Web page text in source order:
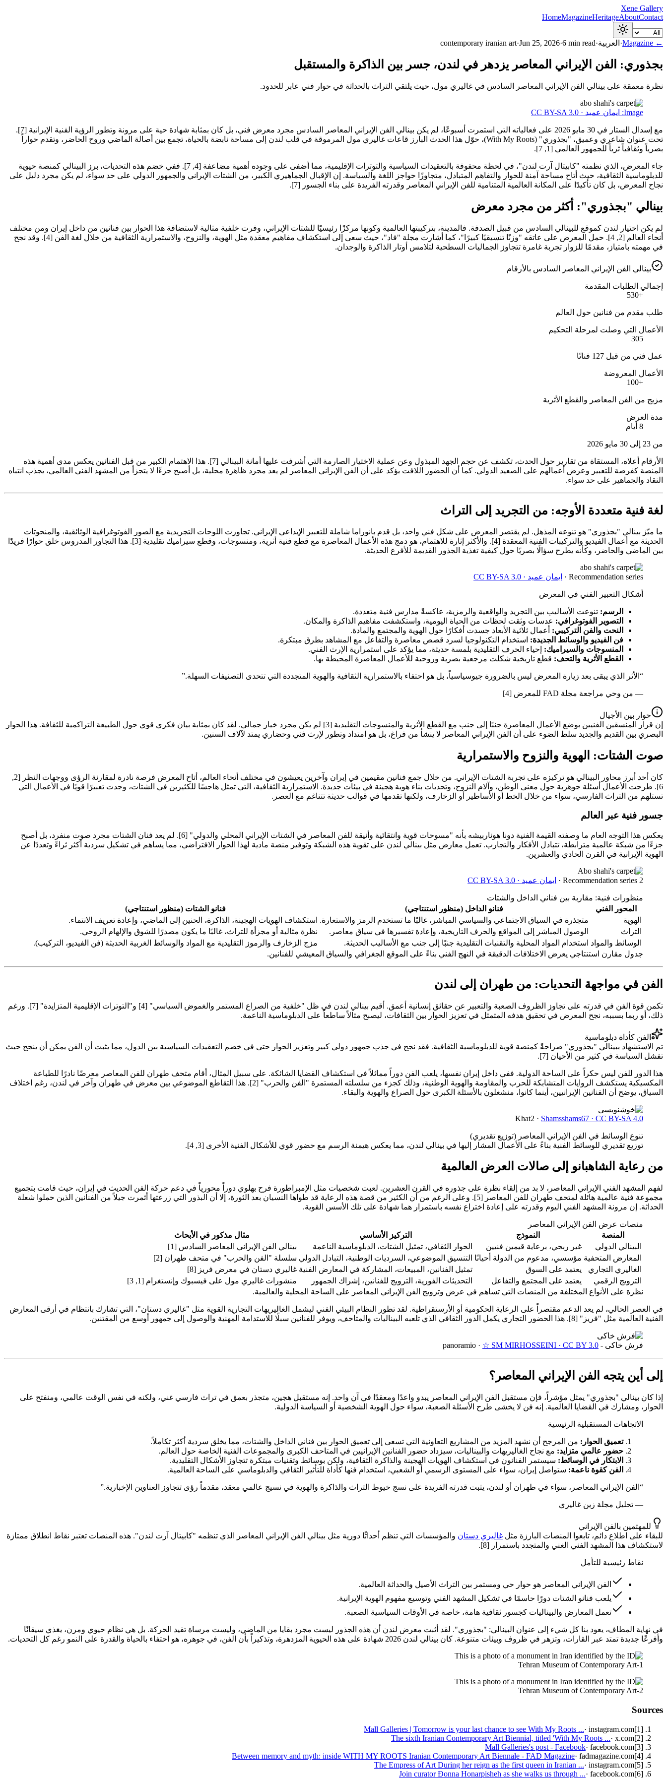
Xene Gallery
HomeMagazineHeritageAboutContact
← Magazine
· العربية·
contemporary iranian art·Jun 25, 2026·6 min read
بجذوري: الفن الإيراني المعاصر يزدهر في لندن، جسر بين الذاكرة والمستقبل
نظرة معمقة على بينالي الفن الإيراني المعاصر السادس في غاليري مول، حيث يلتقي التراث بالحداثة في حوار فني عابر للحدود.
Image: ایمان عمید · CC BY-SA 3.0
مع إسدال الستار في 30 مايو 2026 على فعالياته التي استمرت أسبوعًا، لم يكن بينالي الفن الإيراني المعاصر السادس مجرد معرض فني، بل كان بمثابة شهادة حية على مرونة وتطور الرؤية الفنية الإيرانية [7].
تحت عنوان شاعري وعميق، "بجذوري" (With My Roots)، حوّل هذا الحدث البارز قاعات غاليري مول المرموقة في قلب لندن إلى مساحة نابضة بالحياة، تجمع بين أصالة الماضي وروح الحاضر، وتقدم حواراً
بصرياً وثقافياً ثرياً للجمهور العالمي [1, 7].
جاء المعرض، الذي نظمته "كابيتال آرت لندن"، في لحظة محفوفة بالتعقيدات السياسية والتوترات الإقليمية، مما أضفى على وجوده أهمية مضاعفة [4, 7]. ففي خضم هذه التحديات، برز البينالي كمنصة حيوية
للدبلوماسية الثقافية، حيث أتاح مساحة آمنة للحوار والتفاهم المتبادل، متجاوزًا حواجز اللغة والسياسة. إن الإقبال الجماهيري الكبير، من الشتات الإيراني والجمهور الدولي على حد سواء، لم يكن مجرد دليل على
نجاح المعرض، بل كان تأكيدًا على المكانة العالمية المتنامية للفن الإيراني المعاصر وقدرته الفريدة على بناء الجسور [7].
بينالي "بجذوري": أكثر من مجرد معرض
لم يكن اختيار لندن كموقع للبينالي السادس من قبيل الصدفة. فالمدينة، بتركيبتها العالمية وكونها مركزًا رئيسيًا للشتات الإيراني، وفرت خلفية مثالية لاستضافة هذا الحوار بين فنانين من داخل إيران ومن مختلف
أنحاء العالم [2, 4]. حمل المعرض على عاتقه "وزنًا تنسيقيًا كبيرًا"، كما أشارت مجلة "فاد"، حيث سعى إلى استكشاف مفاهيم معقدة مثل الهوية، والنزوح، والاستمرارية الثقافية من خلال لغة الفن [4]. وقد نجح
في مهمته بامتياز، مقدمًا للزوار تجربة غامرة تتجاوز الجماليات السطحية لتلامس أوتار الذاكرة والوجدان.
بينالي الفن الإيراني المعاصر السادس بالأرقام
إجمالي الطلبات المقدمة
+530
طلب مقدم من فنانين حول العالم
الأعمال التي وصلت لمرحلة التحكيم
305
عمل فني من قبل 127 فنانًا
الأعمال المعروضة
+100
مزيج من الفن المعاصر والقطع الأثرية
مدة العرض
8 أيام
من 23 إلى 30 مايو 2026
الأرقام أعلاه، المستقاة من تقارير حول الحدث، تكشف عن حجم الجهد المبذول وعن عملية الاختيار الصارمة التي أشرفت عليها أمانة البينالي [7]. هذا الاهتمام الكبير من قبل الفنانين يعكس مدى أهمية هذه
المنصة كفرصة للتعبير وعرض أعمالهم على الصعيد الدولي. كما أن الحضور اللافت يؤكد على أن الفن الإيراني المعاصر لم يعد مجرد ظاهرة محلية، بل أصبح جزءًا لا يتجزأ من المشهد الفني العالمي، يجذب انتباه
النقاد والجماهير على حد سواء.
لغة فنية متعددة الأوجه: من التجريد إلى التراث
ما ميّز بينالي "بجذوري" هو تنوعه المذهل. لم يقتصر المعرض على شكل فني واحد، بل قدم بانوراما شاملة للتعبير الإبداعي الإيراني. تجاورت اللوحات التجريدية مع الصور الفوتوغرافية الوثائقية، والمنحوتات
الحديثة مع أعمال الفيديو والتركيبات الفنية المعقدة [4]. والأكثر إثارة للاهتمام، هو دمج هذه الأعمال المعاصرة مع قطع فنية أثرية، ومنسوجات، وقطع سيراميك تقليدية [3]. هذا التجاور المدروس خلق حوارًا فريدًا
بين الماضي والحاضر، وكأنه يطرح سؤالًا بصريًا حول كيفية تغذية الجذور القديمة للأفرع الحديثة.
Recommendation series
· ایمان عمید · CC BY-SA 3.0
أشكال التعبير الفني في المعرض
الرسم: تنوعت الأساليب بين التجريد والواقعية والرمزية، عاكسةً مدارس فنية متعددة.
التصوير الفوتوغرافي: عدسات وثقت لحظات من الحياة اليومية، واستكشفت مفاهيم الذاكرة والمكان.
النحت والفن التركيبي: أعمال ثلاثية الأبعاد جسدت أفكارًا حول الهوية والمجتمع والمادة.
فن الفيديو والوسائط الجديدة: استخدام التكنولوجيا لسرد قصص معاصرة والتفاعل مع المشاهد بطرق مبتكرة.
المنسوجات والسيراميك: إحياء الحرف التقليدية بلمسة حديثة، مما يؤكد على استمرارية الإرث الفني.
القطع الأثرية والتحف: قطع تاريخية شكلت مرجعية بصرية وروحية للأعمال المعاصرة المحيطة بها.
“ الأثر الذي يبقى بعد زيارة المعرض ليس بالضرورة جيوسياسياً، بل هو احتفاء بالاستمرارية الثقافية والهوية المتجددة التي تتحدى التصنيفات السهلة.”
— من وحي مراجعة مجلة FAD للمعرض [4]
حوار بين الأجيال
إن قرار المنسقين الفنيين بوضع الأعمال المعاصرة جنبًا إلى جنب مع القطع الأثرية والمنسوجات التقليدية [3] لم يكن مجرد خيار جمالي. لقد كان بمثابة بيان فكري قوي حول الطبيعة التراكمية للثقافة. هذا الحوار
البصري بين القديم والجديد سلط الضوء على أن الفن الإيراني المعاصر لا ينشأ من فراغ، بل هو امتداد وتطور لإرث فني وحضاري يمتد لآلاف السنين.
صوت الشتات: الهوية والنزوح والاستمرارية
كان أحد أبرز محاور البينالي هو تركيزه على تجربة الشتات الإيراني. من خلال جمع فنانين مقيمين في إيران وآخرين يعيشون في مختلف أنحاء العالم، أتاح المعرض فرصة نادرة لمقارنة الرؤى ووجهات النظر [2,
6]. طرحت الأعمال أسئلة جوهرية حول معنى الوطن، وآلام النزوح، وتحديات بناء هوية هجينة في بيئات جديدة. الاستمرارية الثقافية، التي تمثل هاجسًا للكثيرين في الشتات، وجدت تعبيرًا قويًا في الأعمال التي
تستلهم من التراث الفارسي، سواء من خلال الخط أو الأساطير أو الزخارف، ولكنها تقدمها في قوالب حديثة تتناغم مع العصر.
جسور فنية عبر العالم
يعكس هذا التوجه العام ما وصفته القيمة الفنية دونا هوناربيشه بأنه "مسوحات قوية وانتقائية وأنيقة للفن المعاصر في الشتات الإيراني المحلي والدولي" [6]. لم يعد فنان الشتات مجرد صوت منفرد، بل أصبح
جزءًا من شبكة عالمية مترابطة، تتبادل الأفكار والتجارب. تعمل معارض مثل بينالي لندن على تقوية هذه الشبكة وتوفير منصة مادية لهذا الحوار الافتراضي، مما يساهم في تشكيل سردية أكثر ثراءً وتعددًا عن
الهوية الإيرانية في القرن الحادي والعشرين.
Recommendation series 2
· ایمان عمید · CC BY-SA 3.0
منظورات فنية: مقاربة بين فناني الداخل والشتات
المحور الفني
فنانو الداخل (منظور استنتاجي)
فنانو الشتات (منظور استنتاجي)
الهوية
متجذرة في السياق الاجتماعي والسياسي المباشر، غالبًا ما تستخدم الرمز والاستعارة. استكشاف الهويات الهجينة، الذاكرة، الحنين إلى الماضي، وإعادة تعريف الانتماء.
التراث
الوصول المباشر إلى المواقع والحرف التاريخية، وإعادة تفسيرها في سياق معاصر.
نظرة مثالية أو مجزأة للتراث، غالبًا ما يكون مصدرًا للشوق والإلهام الروحي.
الوسائط والمواد استخدام المواد المحلية والتقنيات التقليدية جنبًا إلى جنب مع الأساليب الحديثة.
مزج الزخارف والرموز التقليدية مع المواد والوسائط الغربية الحديثة (فن الفيديو، التركيب).
جدول مقارن استنتاجي يعرض الاختلافات الدقيقة في النهج الفني بناءً على الموقع الجغرافي والسياق المعيشي للفنانين.
الفن في مواجهة التحديات: من طهران إلى لندن
تكمن قوة الفن في قدرته على تجاوز الظروف الصعبة والتعبير عن حقائق إنسانية أعمق. أقيم بينالي لندن في ظل "خلفية من الصراع المستمر والغموض السياسي" [4] و"التوترات الإقليمية المتزايدة" [7]. ورغم
ذلك، أو ربما بسببه، نجح المعرض في تحقيق هدفه المتمثل في تعزيز الحوار بين الثقافات، ليصبح مثالاً ساطعاً على الدبلوماسية الناعمة.
الفن كأداة دبلوماسية
تم الاستشهاد ببينالي "بجذوري" صراحةً كمنصة قوية للدبلوماسية الثقافية. فقد نجح في جذب جمهور دولي كبير وتعزيز الحوار حتى في خضم التعقيدات السياسية بين الدول، مما يثبت أن الفن يمكن أن ينجح حيث
تفشل السياسة في كثير من الأحيان [7].
هذا الدور للفن ليس حكراً على الساحة الدولية. ففي داخل إيران نفسها، يلعب الفن دوراً مماثلاً في استكشاف القضايا الشائكة. على سبيل المثال، أقام متحف طهران للفن المعاصر معرضًا نادرًا للطباعة
المكسيكية يستكشف الروايات المتشابكة للحرب والمقاومة والهوية الوطنية، وذلك كجزء من سلسلته المستمرة "الفن والحرب" [2]. هذا التقاطع الموضوعي بين معرض في طهران وآخر في لندن، رغم اختلاف
السياق، يوضح أن الفنانين الإيرانيين، أينما كانوا، منشغلون بالأسئلة الكبرى حول الصراع والهوية والبقاء.
Khat2 · Shamsshams67 · CC BY-SA 4.0
تنوع الوسائط في الفن الإيراني المعاصر (توزيع تقديري)
توزيع تقديري للوسائط الفنية بناءً على الأعمال المشار إليها في بينالي لندن، مما يعكس هيمنة الرسم مع حضور قوي للأشكال الفنية الأخرى [3, 4].
من رعاية الشاهبانو إلى صالات العرض العالمية
لفهم المشهد الفني الإيراني المعاصر، لا بد من إلقاء نظرة على جذوره في القرن العشرين. لعبت شخصيات مثل الإمبراطورة فرح بهلوي دوراً محورياً في دعم حركة الفن الحديث في إيران، حيث قامت بتجميع
مجموعة فنية عالمية هائلة لمتحف طهران للفن المعاصر [5]. وعلى الرغم من أن الكثير من قصة هذه الرعاية قد طواها النسيان بعد الثورة، إلا أن البذور التي زرعتها أثمرت جيلاً من الفنانين الذين حملوا شعلة
الحداثة. إن مرونة المشهد الفني اليوم وقدرته على إعادة اختراع نفسه باستمرار هما شهادة على تلك الأسس القوية.
منصات عرض الفن الإيراني المعاصر
المنصة
النموذج التركيز الأساسي
مثال مذكور في الأبحاث
البينالي الدولي
غير ربحي، برعاية قيمين فنيين الحوار الثقافي، تمثيل الشتات، الدبلوماسية الناعمة
بينالي الفن الإيراني المعاصر السادس [1]
المعارض المتحفية مؤسسي، مدعوم من الدولة أحيانًا التنسيق الموضوعي، السرديات الوطنية، التبادل الدولي سلسلة "الفن والحرب" في متحف طهران [2]
الغاليري التجاري
يعتمد على السوق تمثيل الفنانين، المبيعات، المشاركة في المعارض الفنية غاليري دستان في معرض فريز [8]
الترويج الرقمي
يعتمد على المجتمع والتفاعل التحديثات الفورية، الترويج للفنانين، إشراك الجمهور
منشورات غاليري مول على فيسبوك وإنستغرام [1, 3]
نظرة على الأنواع المختلفة من المنصات التي تساهم في عرض وترويج الفن الإيراني المعاصر على الساحة المحلية والعالمية.
في العصر الحالي، لم يعد الدعم مقتصراً على الرعاية الحكومية أو الأرستقراطية. لقد تطور النظام البيئي الفني ليشمل الغاليريهات التجارية القوية مثل "غاليري دستان"، التي تشارك بانتظام في أرقى المعارض
الفنية العالمية مثل "فريز" [8]. هذا الحضور التجاري يكمل الدور الثقافي الذي تلعبه البيناليات والمتاحف، ويوفر للفنانين سبلًا للاستدامة المهنية والوصول إلى جمهور أوسع من المقتنين.
فرش خاکی - panoramio · ☆ SM MIRHOSSEINI · CC BY 3.0
إلى أين يتجه الفن الإيراني المعاصر؟
إذا كان بينالي "بجذوري" يمثل مؤشراً، فإن مستقبل الفن الإيراني المعاصر يبدو واعدًا ومعقدًا في آن واحد. إنه مستقبل هجين، متجذر بعمق في تراث فارسي غني، ولكنه في نفس الوقت عالمي، ومنفتح على
الحوار، ومشارك في القضايا العالمية. إنه فن لا يخشى طرح الأسئلة الصعبة، سواء حول الهوية الشخصية أو السياسة الدولية.
الاتجاهات المستقبلية الرئيسية
تعميق الحوار: من المرجح أن نشهد المزيد من المشاريع التعاونية التي تسعى إلى تعميق الحوار بين فناني الداخل والشتات، مما يخلق سردية أكثر تكاملاً.
حضور عالمي متزايد: مع نجاح الغاليريهات والبيناليات، سيزداد حضور الفنانين الإيرانيين في المتاحف الكبرى والمجموعات الفنية الخاصة حول العالم.
الابتكار في الوسائط: سيستمر الفنانون في استكشاف الهويات الهجينة والذاكرة الثقافية، ولكن بوسائط وتقنيات مبتكرة تتجاوز الأشكال التقليدية.
الفن كقوة ناعمة: ستواصل إيران، سواء على المستوى الرسمي أو الشعبي، استخدام فنها كأداة للتأثير الثقافي والدبلوماسي على الساحة العالمية.
“ الفن الإيراني المعاصر، سواء في طهران أو لندن، يثبت قدرته الفريدة على نسج خيوط التراث والذاكرة والهوية في نسيج عالمي معقد، مقدماً رؤى تتجاوز العناوين الإخبارية.”
— تحليل مجلة زين غاليري
للمهتمين بالفن الإيراني
للبقاء على اطلاع دائم، تابعوا المنصات البارزة مثل غاليري دستان والمؤسسات التي تنظم أحداثًا دورية مثل بينالي الفن الإيراني المعاصر الذي تنظمه "كابيتال آرت لندن". هذه المنصات تعتبر نقاط انطلاق ممتازة
لاستكشاف هذا المشهد الفني الغني والمتجدد باستمرار [8].
نقاط رئيسية للتأمل
الفن الإيراني المعاصر هو حوار حي ومستمر بين التراث الأصيل والحداثة العالمية.
يلعب فنانو الشتات دورًا حاسمًا في تشكيل المشهد الفني وتوسيع مفهوم الهوية الإيرانية.
تعمل المعارض والبيناليات كجسور ثقافية هامة، خاصة في الأوقات السياسية الصعبة.
في نهاية المطاف، يعود بنا كل شيء إلى عنوان البينالي: "بجذوري". لقد أثبت معرض لندن أن هذه الجذور ليست مجرد بقايا من الماضي، وليست مرساة تقيد الحركة. بل هي نظام حيوي ومرن، يغذي سيقانًا
وأفرعًا جديدة تمتد عبر القارات، وتزهر في ظروف وبيئات متنوعة. كان بينالي لندن 2026 شهادة على هذه الحيوية المزدهرة، وتذكيراً بأن الفن، في جوهره، هو احتفاء بالحياة والقدرة على النمو رغم كل التحديات.
Tehran Museum of Contemporary Art-1
Tehran Museum of Contemporary Art-2
Sources
[
1
]
Mall Galleries | Tomorrow is your last chance to see With My Roots ...· instagram.com
[
2
]
The sixth Iranian Contemporary Art Biennial, titled 'With My Roots ...· x.com
[
3
]
Mall Galleries's post - Facebook· facebook.com
[
4
]
Between memory and myth: inside WITH MY ROOTS Iranian Contemporary Art Biennale - FAD Magazine· fadmagazine.com
[
5
]
The Empress of Art During her reign as the first queen in Iranian ...· instagram.com
[
6
]
Join curator Ðonna Honarpisheh as she walks us through ...· facebook.com